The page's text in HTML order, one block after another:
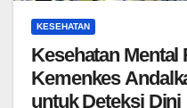
KESEHATAN
Kesehatan Mental
Kemenkes
untuk Deteksi Dini